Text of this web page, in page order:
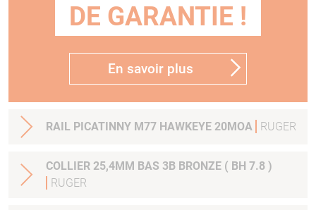
DE GARANTIE !
En savoir plus
RAIL PICATINNY M77 HAWKEYE 20MOA RUGER
COLLIER 25,4MM BAS 3B BRONZE ( BH 7.8 )
RUGER